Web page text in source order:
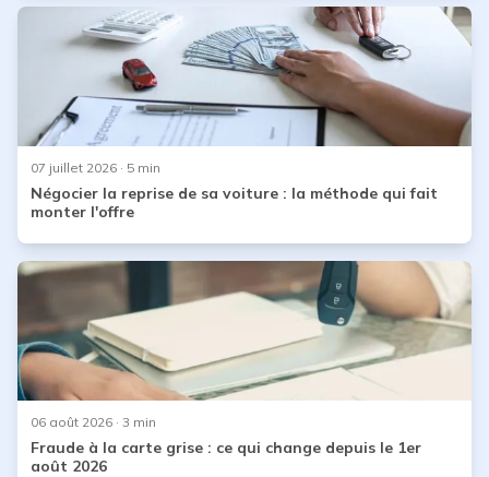
07 juillet 2026 · 5 min
Négocier la reprise de sa voiture : la méthode qui fait
monter l'offre
06 août 2026 · 3 min
Fraude à la carte grise : ce qui change depuis le 1er
août 2026